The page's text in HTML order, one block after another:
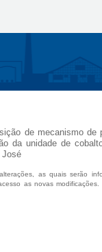
de mecanismo de
da unidade de
José
as quais serão
as novas